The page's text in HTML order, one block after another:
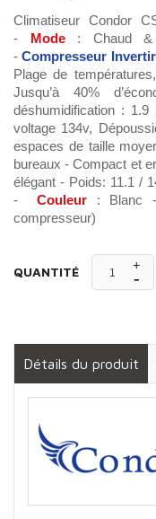
Climatiseur Condor
- Mode : Chaud
-Compresseur Invertir
Plage de
Jusqu’à 40%
déshumidification :
voltage 134v,
espaces de taille
bureaux - Compact et
élégant - Poids: 11.1 /
-Couleur :
compresseur)
QUANTITÉ
Détails du produit